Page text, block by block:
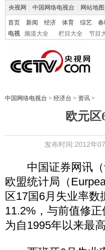
央视网 中国网络电视台 网站地图
首页 新闻 经济 体育 综艺
电视
频道大全 栏目大全 节目
中国网络电视台 > 经济台 > 资讯 >
欧元
发布时间:2012年
中国证券网讯（
欧盟统计局（
区17国6月失业率
11.2%，与前值修
为自1995年以来最